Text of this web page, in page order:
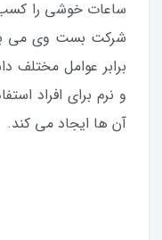
ساعات خوشی را
شرکت بست وی می
برابر عوامل مختلف
و نرم برای افراد
آن ها ایجاد می کند.